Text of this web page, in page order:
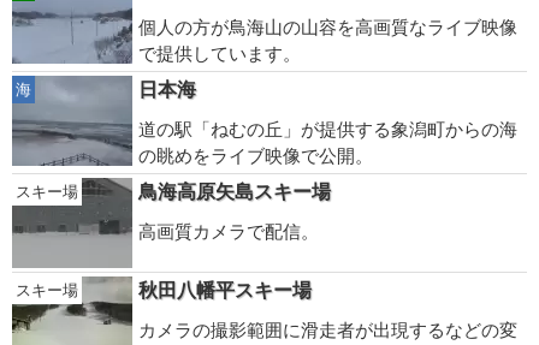
個人の方が鳥海山の山容を高画質なライブ映像
で提供しています。
海
日本海
道の駅「ねむの丘」が提供する象潟町からの海
の眺めをライブ映像で公開。
スキー場
鳥海高原矢島スキー場
高画質カメラで配信。
スキー場
秋田八幡平スキー場
カメラの撮影範囲に滑走者が出現するなどの変